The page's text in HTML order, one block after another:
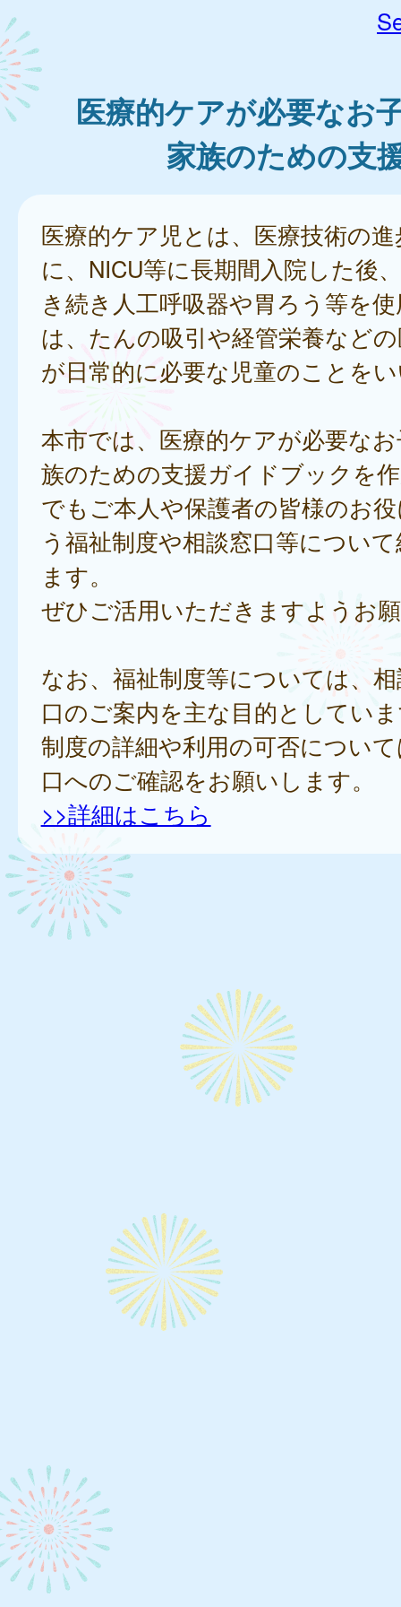
医療的ケアが必要なお
家族のための支
医療的ケア児とは、医療技術の
に、NICU等に長期間入院した後
き続き人工呼吸器や胃ろう等を
は、たんの吸引や経管栄養など
が日常的に必要な児童のことを
本市では、医療的ケアが必要な
族のための支援ガイドブックを
でもご本人や保護者の皆様のお
う福祉制度や相談窓口等につい
ます。
ぜひご活用いただきますようお
なお、福祉制度等については、
口のご案内を主な目的としてい
制度の詳細や利用の可否につい
口へのご確認をお願いします。
>>詳細はこちら